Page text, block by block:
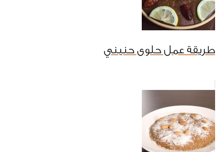
طريقة عمل حلوى حنيني